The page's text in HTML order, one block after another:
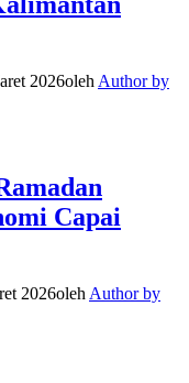
2026oleh Author by
Capai
2026oleh Author by